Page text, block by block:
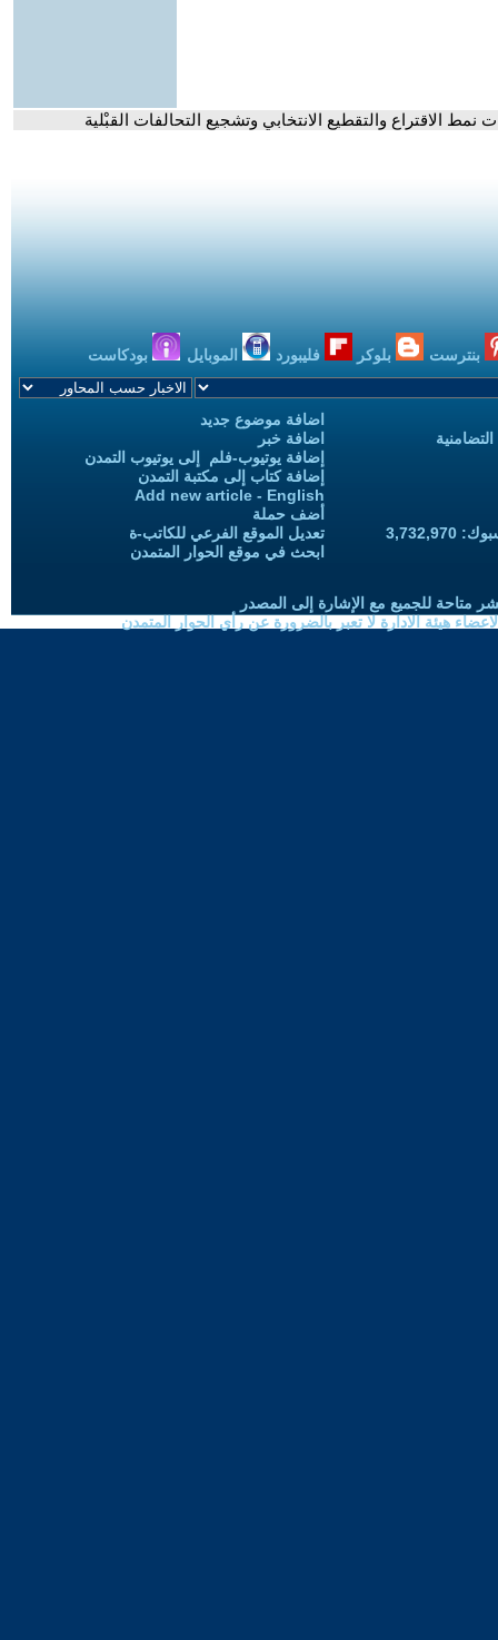
الاقتراع والتقطيع الانتخابي وتشجيع التحالفات القبْلية
بنترست بلوكر فليبورد الموبايل بودكاست
اضافة موضوع جديد
اضافة خبر
إضافة يوتيوب-فلم إلى يوتيوب التمدن
إضافة كتاب إلى مكتبة التمدن
Add new article - English
أضف حملة
تعديل الموقع الفرعي للكاتب-ة
ابحث في موقع الحوار المتمدن
متاحة للجميع مع الإشارة إلى المصدر
هيئة الادارة لا تعبر بالضرورة عن رأي الحوار المتمدن